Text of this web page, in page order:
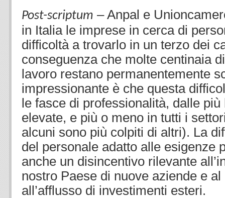
Post-scriptum – Anpal e
in Italia le imprese in cerca di
difficoltà a trovarlo in un terzo dei
conseguenza che molte centinaia
lavoro restano permanentemente
impressionante è che questa
le fasce di professionalità, dalle
elevate, e più o meno in tutti i
alcuni sono più colpiti di altri). La
del personale adatto alle esigenze
anche un disincentivo rilevante
nostro Paese di nuove aziende e
all’afflusso di investimenti esteri.